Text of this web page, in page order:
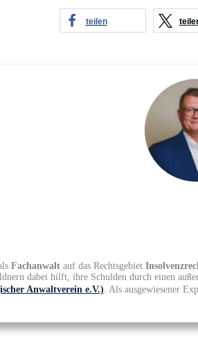
teilen
Fachanwalt auf das Rechtsgebiet
dabei hilft, ihre Schulden durch einen
Anwaltverein e.V.) . Als ausgewiesener